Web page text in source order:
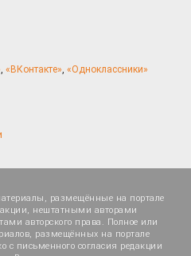
, «ВКонтакте», «Одноклассники»
размещённые на портале
нештатными авторами
авторского права. Полное или
размещённых на портале
с письменного согласия редакции